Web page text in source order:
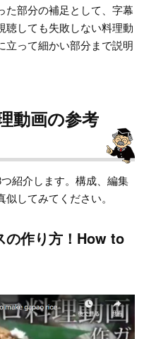
た部分の補足として、字幕
聴しても失敗しない料理動
立って細かい部分まで説明
動画の参考
紹介します。構成、編集
してみてください。
の作り方！How to